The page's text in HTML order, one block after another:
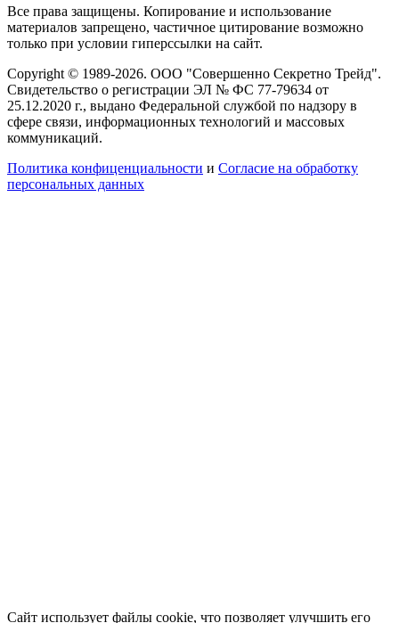
Все права защищены. Копирование и использование
материалов запрещено, частичное цитирование возможно
только при условии гиперссылки на сайт.
Copyright © 1989-2026. ООО "Совершенно Секретно Трейд".
Свидетельство о регистрации ЭЛ № ФС 77-79634 от
25.12.2020 г., выдано Федеральной службой по надзору в
сфере связи, информационных технологий и массовых
коммуникаций.
Политика конфиценциальности и Согласие на обработку
персональных данных
Сайт использует файлы cookie, что позволяет улучшить его